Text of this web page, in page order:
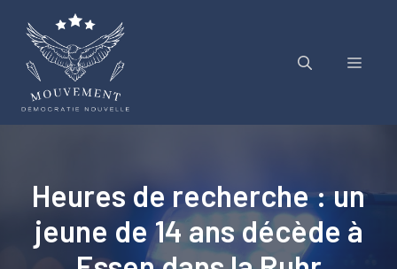
contenu
Menu
Heures de recherche : un
jeune de 14 ans décède à